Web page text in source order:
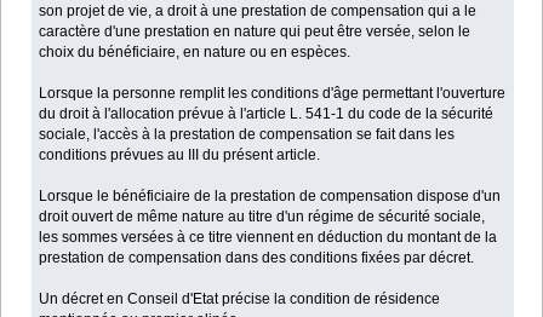
son projet de vie, a droit à une prestation de compensation qui a le
caractère d'une prestation en nature qui peut être versée, selon le
choix du bénéficiaire, en nature ou en espèces.
Lorsque la personne remplit les conditions d'âge permettant l'ouverture
du droit à l'allocation prévue à l'article L. 541-1 du code de la sécurité
sociale, l'accès à la prestation de compensation se fait dans les
conditions prévues au III du présent article.
Lorsque le bénéficiaire de la prestation de compensation dispose d'un
droit ouvert de même nature au titre d'un régime de sécurité sociale,
les sommes versées à ce titre viennent en déduction du montant de la
prestation de compensation dans des conditions fixées par décret.
Un décret en Conseil d'Etat précise la condition de résidence